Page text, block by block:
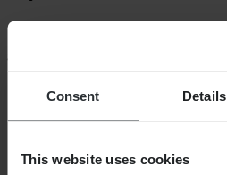
Consent Details
This website uses cookies
Algemene Voorwaarden
Privacybeleid
Betaling